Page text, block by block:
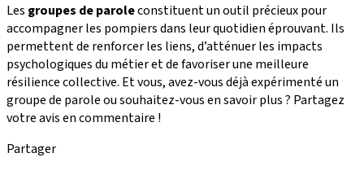
Les groupes de paroleconstituent un outil précieux pour
accompagner les pompiers dans leur quotidien éprouvant. Ils
permettent de renforcer les liens, d’atténuer les impacts
psychologiques du métier et de favoriser une meilleure
résilience collective. Et vous, avez-vous déjà expérimenté un
groupe de parole ou souhaitez-vous en savoir plus ? Partagez
votre avis en commentaire !
Partager